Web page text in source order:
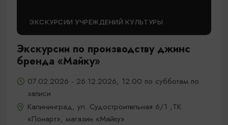
ЭКСКУРСИИ УЧРЕЖДЕНИЙ КУЛЬТУРЫ
Экскурсии по производству джинс
бренда «Майку»
07.02.2026 - 26.12.2026, 12:00 по субботам по
записи
Калининград, ул. Судостроительная 6/1 ,ТК
«Понарт», магазин «Майку»